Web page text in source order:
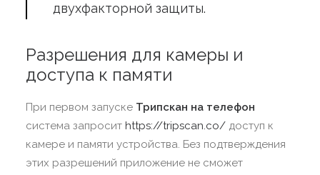
двухфакторной защиты.
Разрешения для камеры и
доступа к памяти
При первом запуске Трипскан на телефон
система запросит https://tripscan.co/ доступ к
камере и памяти устройства. Без подтверждения
этих разрешений приложение не сможет